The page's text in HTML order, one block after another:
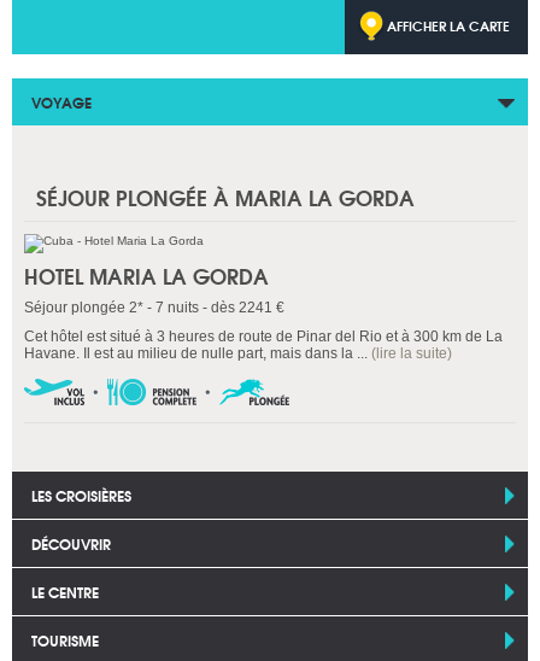
AFFICHER LA CARTE
VOYAGE
SÉJOUR PLONGÉE À MARIA LA GORDA
HOTEL MARIA LA GORDA
Séjour plongée 2* - 7 nuits - dès 2241 €
Cet hôtel est situé à 3 heures de route de Pinar del Rio et à 300 km de La
Havane. Il est au milieu de nulle part, mais dans la ... (lire la suite)
LES CROISIÈRES
DÉCOUVRIR
LE CENTRE
TOURISME